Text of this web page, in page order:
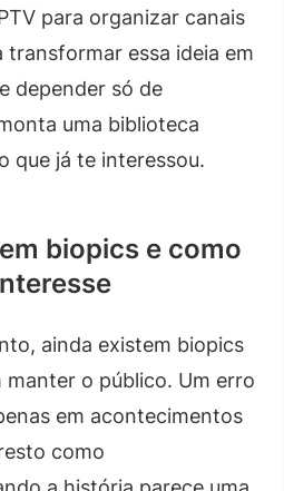
para organizar canais
transformar essa ideia em
depender só de
uma biblioteca
que já te interessou.
biopics e como
ainda existem biopics
manter o público. Um erro
em acontecimentos
como